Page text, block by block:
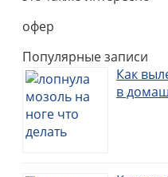
офер
Популярные записи
Как
в